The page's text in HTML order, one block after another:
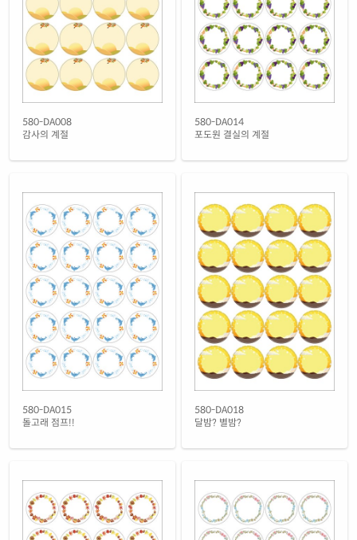
흰색 모조 잉크젯
CJ580-FA052
잉크젯 전용
재질 설명
흰색 무광 방수 잉크젯
CJ580WU-FA052잉크젯 전용
재질 설명
흰색 광택 방수 잉크젯
잉크젯 전용
흰색 광택 방수 시치미 잉크젯
RV580LU-FA052잉크젯 전용
재질 설명
흰색 광택 레이저
CL580LG-FA052레이저 전용
재질 설명
흰색 광택 시치미 레이저
RV580LG-FA052레이저 전용
재질 설명
흰색(25μm) 광택 방수 레이저
CL580TW-FA052 레이저 전용
재질 설명
흰색(50μm) 광택 방수 레이저
CL580WP-FA052
레이저 전용
흰색 무광 방수 레이저
흰색 무광 방수 시치미 레이저
RV580MP-FA052레이저 전용
재질 설명
580-DA008
감사의 계절
580-DA014
포도원 결실의 계절
580-DA015
돌고래 점프!!
580-DA018
달밤? 별밤?